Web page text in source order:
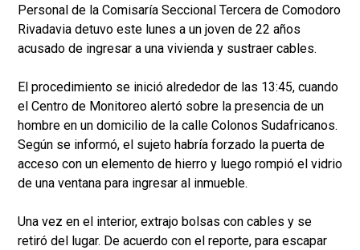
Personal de la Comisaría Seccional Tercera de Comodoro
Rivadavia detuvo este lunes a un joven de 22 años
acusado de ingresar a una vivienda y sustraer cables.
El procedimiento se inició alrededor de las 13:45, cuando
el Centro de Monitoreo alertó sobre la presencia de un
hombre en un domicilio de la calle Colonos Sudafricanos.
Según se informó, el sujeto habría forzado la puerta de
acceso con un elemento de hierro y luego rompió el vidrio
de una ventana para ingresar al inmueble.
Una vez en el interior, extrajo bolsas con cables y se
retiró del lugar. De acuerdo con el reporte, para escapar